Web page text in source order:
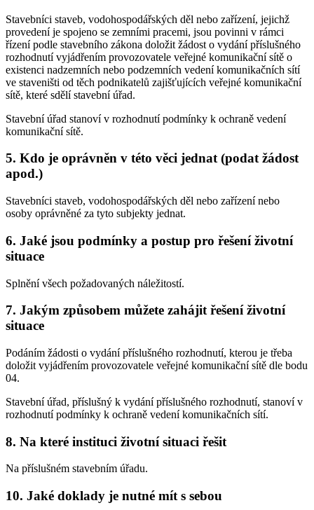
Stavebníci staveb, vodohospodářských děl nebo zařízení, jejichž
provedení je spojeno se zemními pracemi, jsou povinni v rámci
řízení podle stavebního zákona doložit žádost o vydání příslušného
rozhodnutí vyjádřením provozovatele veřejné komunikační sítě o
existenci nadzemních nebo podzemních vedení komunikačních sítí
ve staveništi od těch podnikatelů zajišťujících veřejné komunikační
sítě, které sdělí stavební úřad.
Stavební úřad stanoví v rozhodnutí podmínky k ochraně vedení
komunikační sítě.
5. Kdo je oprávněn v této věci jednat (podat žádost
apod.)
Stavebníci staveb, vodohospodářských děl nebo zařízení nebo
osoby oprávněné za tyto subjekty jednat.
6. Jaké jsou podmínky a postup pro řešení životní
situace
Splnění všech požadovaných náležitostí.
7. Jakým způsobem můžete zahájit řešení životní
situace
Podáním žádosti o vydání příslušného rozhodnutí, kterou je třeba
doložit vyjádřením provozovatele veřejné komunikační sítě dle bodu
04.
Stavební úřad, příslušný k vydání příslušného rozhodnutí, stanoví v
rozhodnutí podmínky k ochraně vedení komunikačních sítí.
8. Na které instituci životní situaci řešit
Na příslušném stavebním úřadu.
10. Jaké doklady je nutné mít s sebou